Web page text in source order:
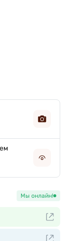
Мы онлайн!